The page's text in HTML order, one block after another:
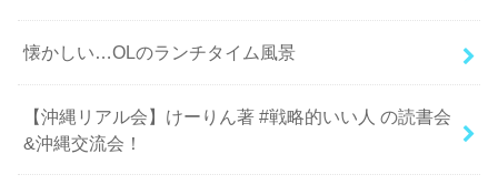
懐かしい…OLのランチタイム風景
【沖縄リアル会】けーりん著 #戦略的いい人 の読書会
&沖縄交流会！